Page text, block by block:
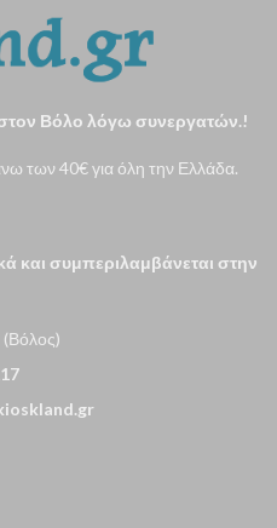
στον Βόλο λόγω συνεργατών.!
των 40€ για όλη την Ελλάδα.
και συμπεριλαμβάνεται στην